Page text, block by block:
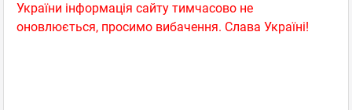
України інформація сайту тимчасово не
оновлюється, просимо вибачення. Слава Україні!